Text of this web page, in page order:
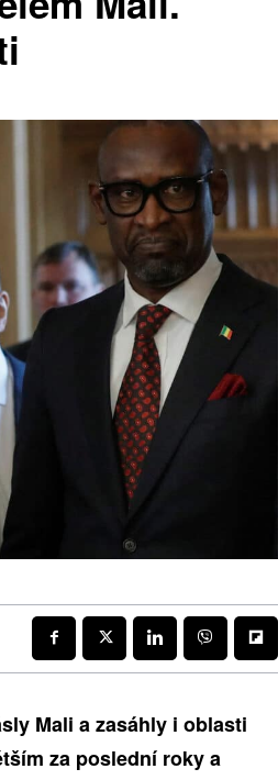
Mali a zasáhly i oblasti
za poslední roky a